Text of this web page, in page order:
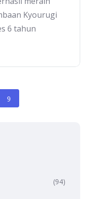
Kyourugi
6 tahun
9
(94)